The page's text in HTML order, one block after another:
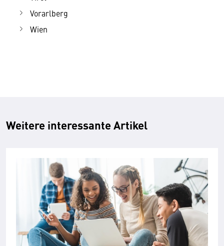
Vorarlberg
Wien
Weitere interessante Artikel